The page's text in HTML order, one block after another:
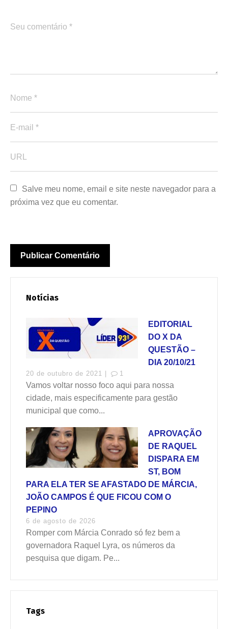
Salve meu nome, email e site neste navegador para a
próxima vez que eu comentar.
Notícias
EDITORIAL
DO X DA
QUESTÃO –
DIA 20/10/21
20 de outubro de 2021 | 1
Vamos voltar nosso foco aqui para nossa
cidade, mais especificamente para gestão
municipal que como...
APROVAÇÃO
DE RAQUEL
DISPARA EM
ST, BOM
PARA ELA TER SE AFASTADO DE MÁRCIA,
JOÃO CAMPOS É QUE FICOU COM O
PEPINO
6 de agosto de 2026
Romper com Márcia Conrado só fez bem a
governadora Raquel Lyra, os números da
pesquisa que digam. Pe...
Tags